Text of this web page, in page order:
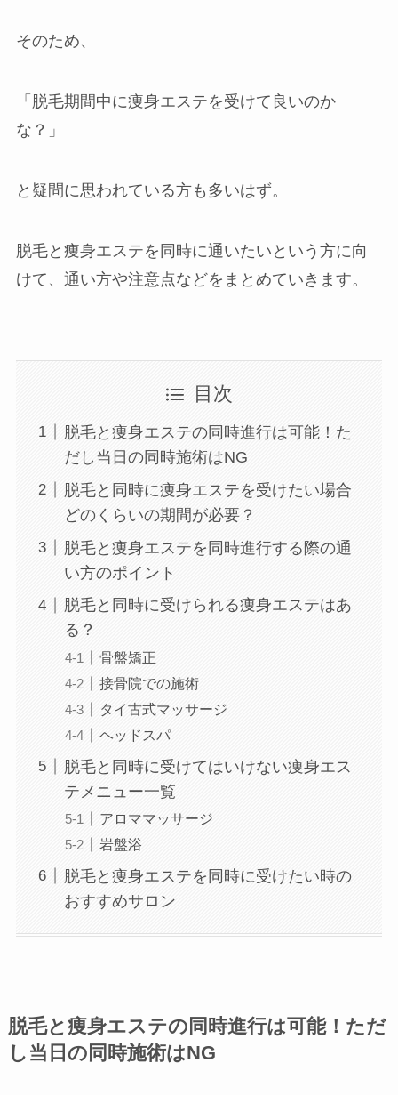
そのため、
「脱毛期間中に痩身エステを受けて良いのか
な？」
と疑問に思われている方も多いはず。
脱毛と痩身エステを同時に通いたいという方に向
けて、通い方や注意点などをまとめていきます。
目次
脱毛と痩身エステの同時進行は可能！た
だし当日の同時施術はNG
脱毛と同時に痩身エステを受けたい場合
どのくらいの期間が必要？
脱毛と痩身エステを同時進行する際の通
い方のポイント
脱毛と同時に受けられる痩身エステはあ
る？
骨盤矯正
接骨院での施術
タイ古式マッサージ
ヘッドスパ
脱毛と同時に受けてはいけない痩身エス
テメニュー一覧
アロママッサージ
岩盤浴
脱毛と痩身エステを同時に受けたい時の
おすすめサロン
脱毛と痩身エステの同時進行は可能！ただ
し当日の同時施術はNG